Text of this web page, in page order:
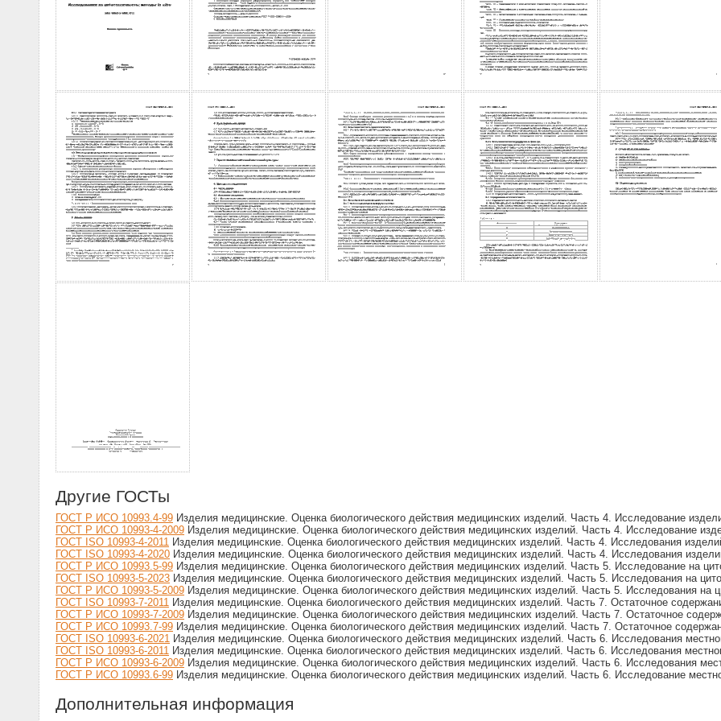
Другие ГОСТы
ГОСТ Р ИСО 10993.4-99 Изделия медицинские. Оценка биологического действия медицинских изделий. Часть 4. Исследование
ГОСТ Р ИСО 10993-4-2009 Изделия медицинские. Оценка биологического действия медицинских изделий. Часть 4. Исследование
ГОСТ ISO 10993-4-2011 Изделия медицинские. Оценка биологического действия медицинских изделий. Часть 4. Исследования
ГОСТ ISO 10993-4-2020 Изделия медицинские. Оценка биологического действия медицинских изделий. Часть 4. Исследования
ГОСТ Р ИСО 10993.5-99 Изделия медицинские. Оценка биологического действия медицинских изделий. Часть 5. Исследование на
ГОСТ ISO 10993-5-2023 Изделия медицинские. Оценка биологического действия медицинских изделий. Часть 5. Исследования на
ГОСТ Р ИСО 10993-5-2009 Изделия медицинские. Оценка биологического действия медицинских изделий. Часть 5. Исследования на
ГОСТ ISO 10993-7-2011 Изделия медицинские. Оценка биологического действия медицинских изделий. Часть 7. Остаточное
ГОСТ Р ИСО 10993-7-2009 Изделия медицинские. Оценка биологического действия медицинских изделий. Часть 7. Остаточное
ГОСТ Р ИСО 10993.7-99 Изделия медицинские. Оценка биологического действия медицинских изделий. Часть 7. Остаточное
ГОСТ ISO 10993-6-2021 Изделия медицинские. Оценка биологического действия медицинских изделий. Часть 6. Исследования
ГОСТ ISO 10993-6-2011 Изделия медицинские. Оценка биологического действия медицинских изделий. Часть 6. Исследования
ГОСТ Р ИСО 10993-6-2009 Изделия медицинские. Оценка биологического действия медицинских изделий. Часть 6. Исследования
ГОСТ Р ИСО 10993.6-99 Изделия медицинские. Оценка биологического действия медицинских изделий. Часть 6. Исследование
Дополнительная информация